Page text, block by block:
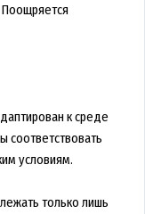
к среде
соответствовать
условиям.
только лишь